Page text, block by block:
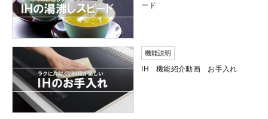
ード
機能説明
IH 機能紹介動画 お手入れ